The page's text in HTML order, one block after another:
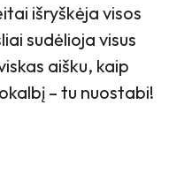
išryškėja visos
sudėlioja visus
aišku, kaip
– tu nuostabi!